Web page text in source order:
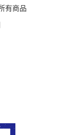
有商品